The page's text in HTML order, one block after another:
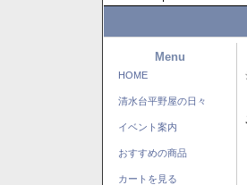
Menu
HOME
清水台平野屋の日々
イベント案内
おすすめの商品
カートを見る